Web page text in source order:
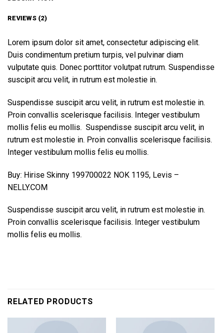
REVIEWS (2)
Lorem ipsum dolor sit amet, consectetur adipiscing elit.
Duis condimentum pretium turpis, vel pulvinar diam
vulputate quis. Donec porttitor volutpat rutrum. Suspendisse
suscipit arcu velit, in rutrum est molestie in.
Suspendisse suscipit arcu velit, in rutrum est molestie in.
Proin convallis scelerisque facilisis. Integer vestibulum
mollis felis eu mollis. Suspendisse suscipit arcu velit, in
rutrum est molestie in. Proin convallis scelerisque facilisis.
Integer vestibulum mollis felis eu mollis.
Buy: Hirise Skinny 199700022 NOK 1195, Levis –
NELLY.COM
Suspendisse suscipit arcu velit, in rutrum est molestie in.
Proin convallis scelerisque facilisis. Integer vestibulum
mollis felis eu mollis.
RELATED PRODUCTS